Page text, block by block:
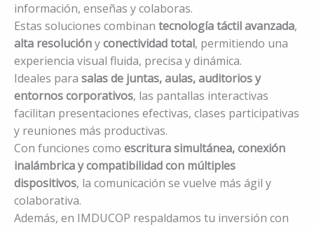
información, enseñas y colaboras.
Estas soluciones combinan tecnología táctil
avanzada,alta resoluciónyconectividad total,
permitiendo una experiencia visual fluida, precisa y
dinámica.
Ideales parasalas de juntas, aulas, auditorios y
entornos corporativos, las pantallas interactivas
facilitan presentaciones efectivas, clases
participativas y reuniones más productivas.
Con funciones comoescritura simultánea, conexión
inalámbrica y compatibilidad con múltiples
dispositivos, la comunicación se vuelve más ágil y
colaborativa.